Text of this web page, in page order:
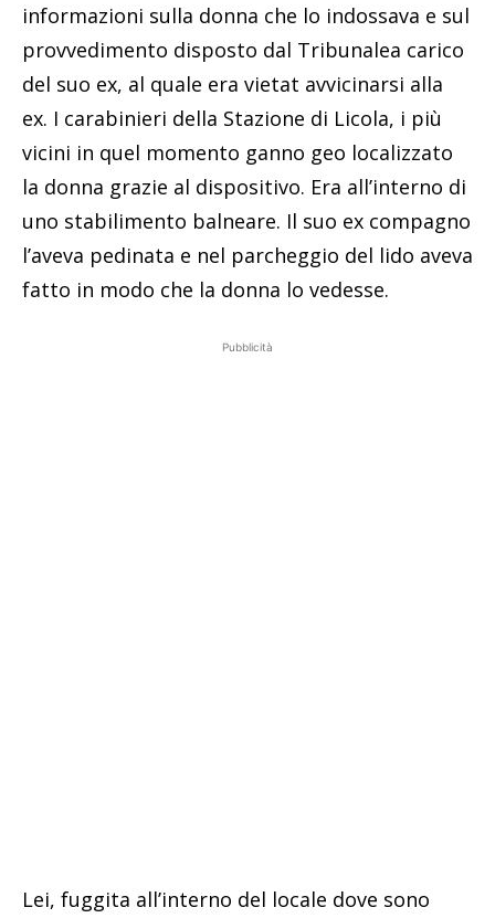
informazioni sulla donna che lo indossava e sul
provvedimento disposto dal Tribunalea carico
del suo ex, al quale era vietat avvicinarsi alla
ex. I carabinieri della Stazione di Licola, i più
vicini in quel momento ganno geo localizzato
la donna grazie al dispositivo. Era all’interno di
uno stabilimento balneare. Il suo ex compagno
l’aveva pedinata e nel parcheggio del lido aveva
fatto in modo che la donna lo vedesse.
Pubblicità
Lei, fuggita all’interno del locale dove sono